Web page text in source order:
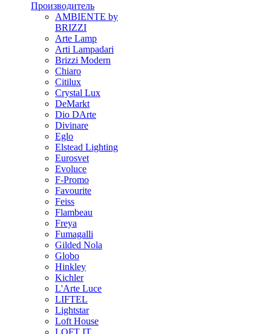
Производитель
AMBIENTE by
BRIZZI
Arte Lamp
Arti Lampadari
Brizzi Modern
Chiaro
Citilux
Crystal Lux
DeMarkt
Dio DArte
Divinare
Eglo
Elstead Lighting
Eurosvet
Evoluce
F-Promo
Favourite
Feiss
Flambeau
Freya
Fumagalli
Gilded Nola
Globo
Hinkley
Kichler
L'Arte Luce
LIFTEL
Lightstar
Loft House
LOFT IT